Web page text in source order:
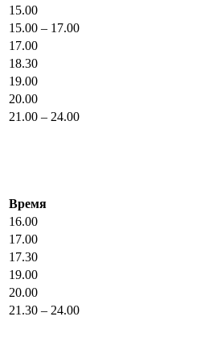
15.00
15.00 – 17.00
17.00
18.30
19.00
20.00
21.00 – 24.00
Время
16.00
17.00
17.30
19.00
20.00
21.30 – 24.00